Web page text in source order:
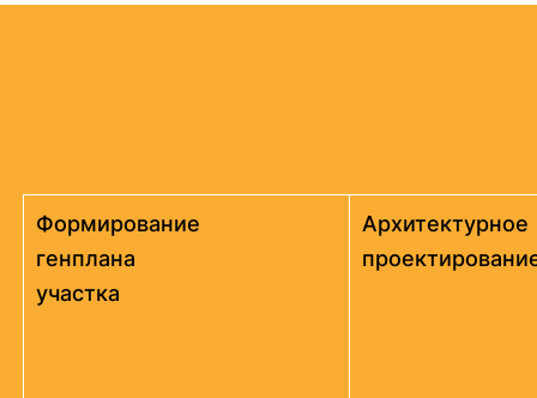
Формирование
генплана
участка
Архитектурное